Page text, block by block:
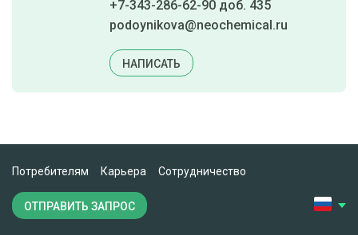
+7-343-286-62-90 доб. 435
podoynikova@neochemical.ru
НАПИСАТЬ
Потребителям Карьера Сотрудничество
ОТПРАВИТЬ ЗАПРОС